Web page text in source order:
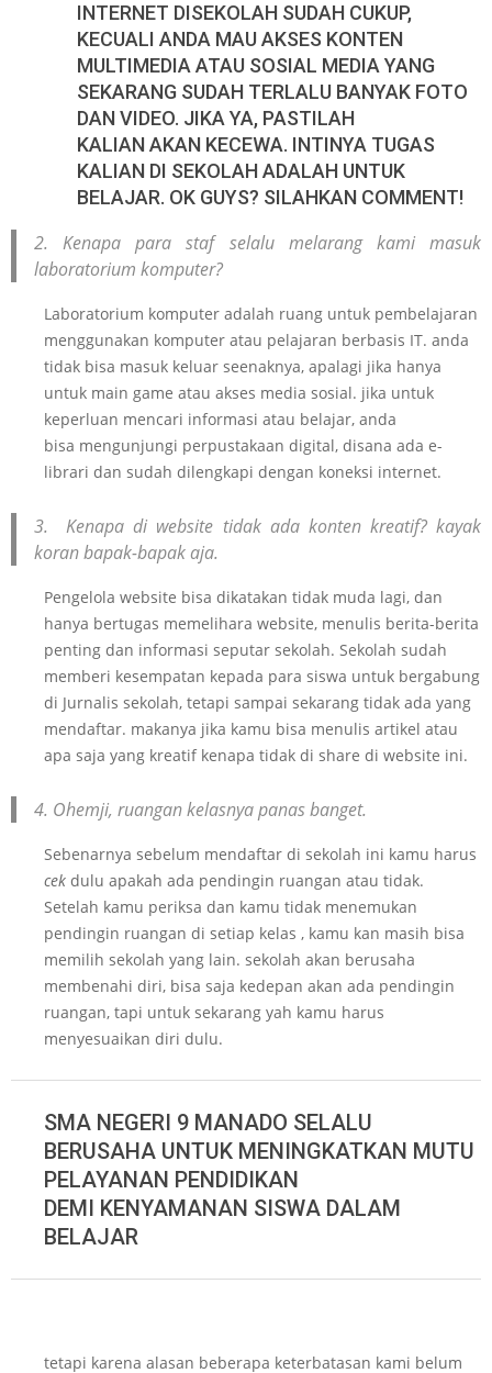
INTERNET DISEKOLAH SUDAH CUKUP,
KECUALI ANDA MAU AKSES KONTEN
MULTIMEDIA ATAU SOSIAL MEDIA YANG
SEKARANG SUDAH TERLALU BANYAK FOTO
DAN VIDEO. JIKA YA, PASTILAH
KALIAN AKAN KECEWA. INTINYA TUGAS
KALIAN DI SEKOLAH ADALAH UNTUK
BELAJAR. OK GUYS? SILAHKAN COMMENT!
2. Kenapa para staf selalu melarang kami masuk
laboratorium komputer?
Laboratorium komputer adalah ruang untuk pembelajaran
menggunakan komputer atau pelajaran berbasis IT. anda
tidak bisa masuk keluar seenaknya, apalagi jika hanya
untuk main game atau akses media sosial. jika untuk
keperluan mencari informasi atau belajar, anda
bisa mengunjungi perpustakaan digital, disana ada e-
librari dan sudah dilengkapi dengan koneksi internet.
3. Kenapa di website tidak ada konten kreatif? kayak
koran bapak-bapak aja.
Pengelola website bisa dikatakan tidak muda lagi, dan
hanya bertugas memelihara website, menulis berita-berita
penting dan informasi seputar sekolah. Sekolah sudah
memberi kesempatan kepada para siswa untuk bergabung
di Jurnalis sekolah, tetapi sampai sekarang tidak ada yang
mendaftar. makanya jika kamu bisa menulis artikel atau
apa saja yang kreatif kenapa tidak di share di website ini.
4. Ohemji, ruangan kelasnya panas banget.
Sebenarnya sebelum mendaftar di sekolah ini kamu harus
cek dulu apakah ada pendingin ruangan atau tidak.
Setelah kamu periksa dan kamu tidak menemukan
pendingin ruangan di setiap kelas , kamu kan masih bisa
memilih sekolah yang lain. sekolah akan berusaha
membenahi diri, bisa saja kedepan akan ada pendingin
ruangan, tapi untuk sekarang yah kamu harus
menyesuaikan diri dulu.
SMA NEGERI 9 MANADO SELALU
BERUSAHA UNTUK MENINGKATKAN MUTU
PELAYANAN PENDIDIKAN
DEMI KENYAMANAN SISWA DALAM
BELAJAR
tetapi karena alasan beberapa keterbatasan kami belum